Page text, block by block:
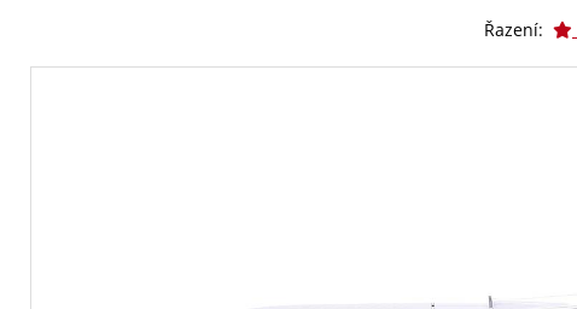
Řazení: